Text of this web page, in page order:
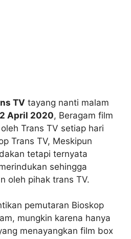
TV tayang nanti malam
April 2020, Beragam film
Trans TV setiap hari
Trans TV, Meskipun
tetapi ternyata
sehingga
oleh pihak trans TV.
pemutaran Bioskop
mungkin karena hanya
menayangkan film box